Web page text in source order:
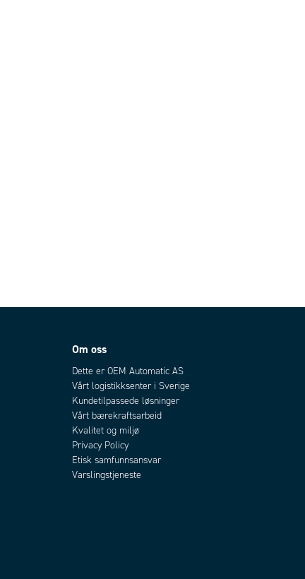
Om oss
Dette er OEM Automatic AS
Vårt logistikksenter i Sverige
Kundetilpassede løsninger
Vårt bærekraftsarbeid
Kvalitet og miljø
Privacy Policy
Etisk samfunnsansvar
Varslingstjeneste